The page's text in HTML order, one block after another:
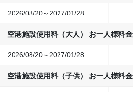
2026/08/20～2027/01/28
空港施設使用料（大人） お一人様料金
2026/08/20～2027/01/28
空港施設使用料（子供） お一人様料金